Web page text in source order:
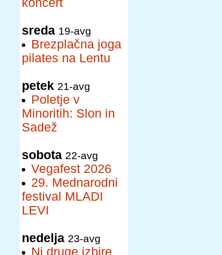
koncert
sreda 19-avg
Brezplačna joga
pilates na Lentu
petek 21-avg
Poletje v
Minoritih: Slon in
Sadež
sobota 22-avg
Vegafest 2026
29. Mednarodni
festival MLADI
LEVI
nedelja 23-avg
Ni druge izbire